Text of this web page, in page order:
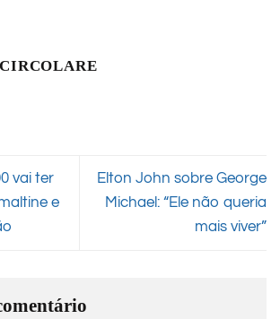
CIRCOLARE
vai ter
e
Elton John sobre George
Michael: “Ele não queria
mais viver”